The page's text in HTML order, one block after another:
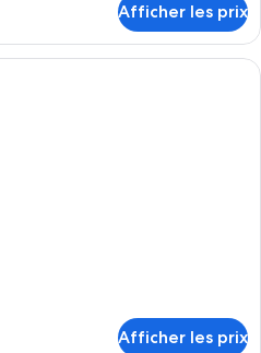
Afficher les prix
Une chambre avec un lit en bois,
Afficher les prix